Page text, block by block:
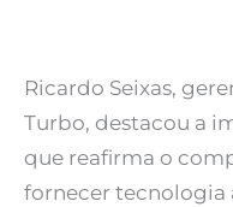
Ricardo Seixas,
Turbo, destacou a
que reafirma o
fornecer tecnologia